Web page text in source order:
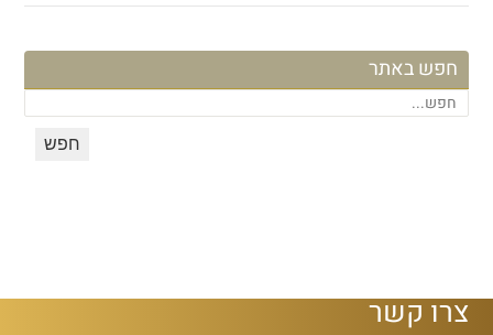
חפש באתר
צרו קשר